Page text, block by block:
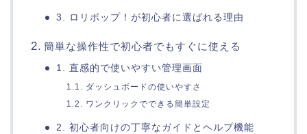
3. ロリポップ！が初心者に選ばれる理由
簡単な操作性で初心者でもすぐに使える
1. 直感的で使いやすい管理画面
1.1. ダッシュボードの使いやすさ
1.2. ワンクリックでできる簡単設定
2. 初心者向けの丁寧なガイドとヘルプ機能